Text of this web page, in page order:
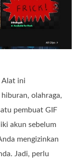
Alat ini
olahraga,
pembuat GIF
akun sebelum
mengizinkan
Jadi, perlu